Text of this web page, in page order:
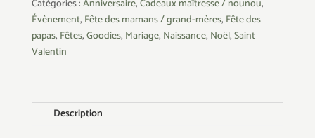
Catégories :Anniversaire,Cadeaux maîtresse / nounou,
Évènement, Fête des mamans / grand-mères, Fête des
papas, Fêtes,Goodies, Mariage, Naissance, Noël,Saint
Valentin
Description